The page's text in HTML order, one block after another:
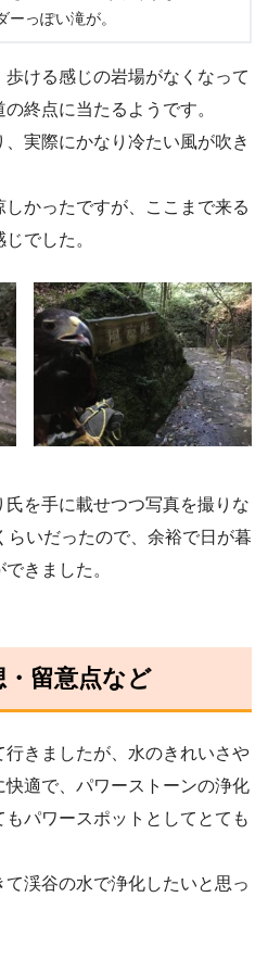
ーっぽい滝が。
ける感じの岩場がなくなって
終点に当たるようです。
実際にかなり冷たい風が吹き
かったですが、ここまで来る
でした。
を手に載せつつ写真を撮りな
らいだったので、余裕で日が暮
きました。
留意点など
きましたが、水のきれいさや
適で、パワーストーンの浄化
パワースポットとしてとても
渓谷の水で浄化したいと思っ